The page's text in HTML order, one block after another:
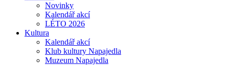
Novinky
Kalendář akcí
LÉTO 2026
Kultura
Kalendář akcí
Klub kultury Napajedla
Muzeum Napajedla